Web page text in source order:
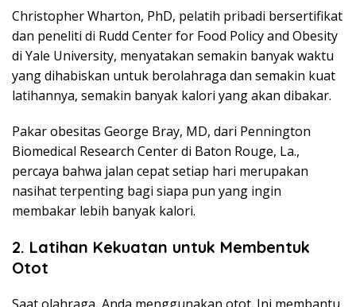
Christopher Wharton, PhD, pelatih pribadi bersertifikat
dan peneliti di Rudd Center for Food Policy and Obesity
di Yale University, menyatakan semakin banyak waktu
yang dihabiskan untuk berolahraga dan semakin kuat
latihannya, semakin banyak kalori yang akan dibakar.
Pakar obesitas George Bray, MD, dari Pennington
Biomedical Research Center di Baton Rouge, La.,
percaya bahwa jalan cepat setiap hari merupakan
nasihat terpenting bagi siapa pun yang ingin
membakar lebih banyak kalori.
2. Latihan Kekuatan untuk Membentuk
Otot